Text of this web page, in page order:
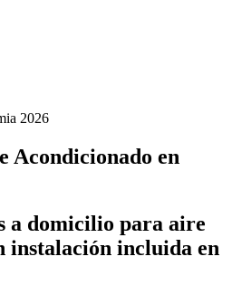
2026
Acondicionado en
a domicilio para aire
instalación incluida en